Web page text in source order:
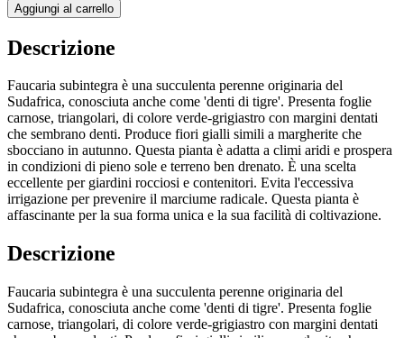
Aggiungi al carrello
Descrizione
Faucaria subintegra è una succulenta perenne originaria del
Sudafrica, conosciuta anche come 'denti di tigre'. Presenta foglie
carnose, triangolari, di colore verde-grigiastro con margini dentati
che sembrano denti. Produce fiori gialli simili a margherite che
sbocciano in autunno. Questa pianta è adatta a climi aridi e prospera
in condizioni di pieno sole e terreno ben drenato. È una scelta
eccellente per giardini rocciosi e contenitori. Evita l'eccessiva
irrigazione per prevenire il marciume radicale. Questa pianta è
affascinante per la sua forma unica e la sua facilità di coltivazione.
Descrizione
Faucaria subintegra è una succulenta perenne originaria del
Sudafrica, conosciuta anche come 'denti di tigre'. Presenta foglie
carnose, triangolari, di colore verde-grigiastro con margini dentati